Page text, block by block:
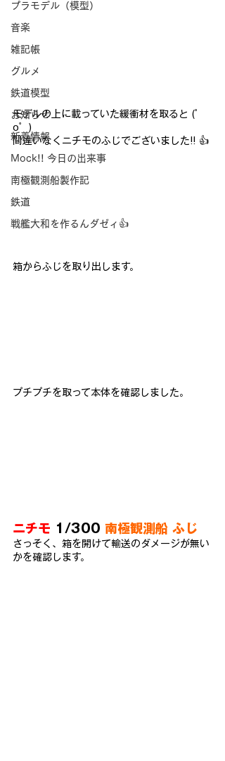
プラモデル（模型）
音楽
雑記帳
グルメ
鉄道模型
お知らせ
新着情報
Mock!! 今日の出来事
南極観測船製作記
鉄道
戦艦大和を作るんダゼィ👍
モデルの上に載っていた緩衝材を取ると (゜
o゜)
間違いなくニチモのふじでございました!! 👍
箱からふじを取り出します。
プチプチを取って本体を確認しました。
ニチモ 1/300 南極観測船 ふじ
さっそく、箱を開けて輸送のダメージが無い
かを確認します。